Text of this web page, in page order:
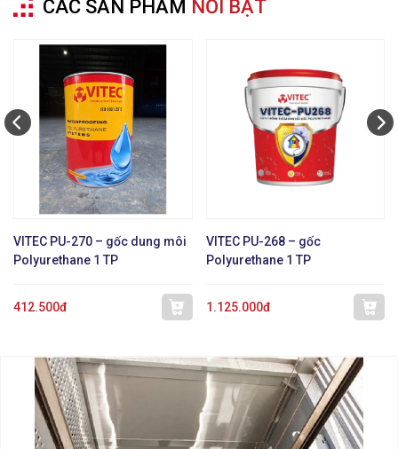
CÁC SẢN PHẨM NỔI BẬT
VITEC PU-270 – gốc dung môi
Polyurethane 1 TP
412.500đ
VITEC PU-268 – gốc
Polyurethane 1 TP
1.125.000đ